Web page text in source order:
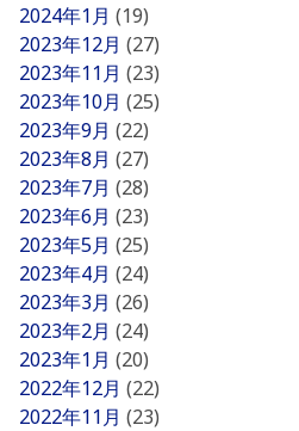
2024年1月 (19)
2023年12月 (27)
2023年11月 (23)
2023年10月 (25)
2023年9月 (22)
2023年8月 (27)
2023年7月 (28)
2023年6月 (23)
2023年5月 (25)
2023年4月 (24)
2023年3月 (26)
2023年2月 (24)
2023年1月 (20)
2022年12月 (22)
2022年11月 (23)